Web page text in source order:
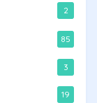
2
85
3
19